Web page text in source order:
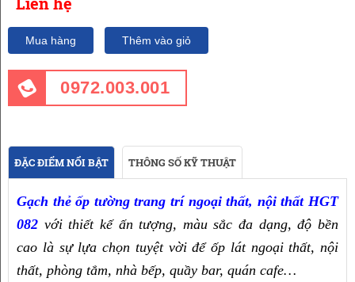
Mua hàng Thêm vào giỏ
0972.003.001
ĐẶC ĐIỂM NỔI BẬT THÔNG SỐ KỸ THUẬT
Gạch thẻ ốp tường trang trí ngoại thất, nội thất HGT
082 với thiết kế ấn tượng, màu sắc đa dạng, độ bền
cao là sự lựa chọn tuyệt vời để ốp lát ngoại thất, nội
thất, phòng tắm, nhà bếp, quầy bar, quán cafe…